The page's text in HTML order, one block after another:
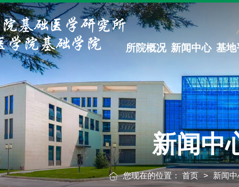
所院概况 新闻中心 基地
新闻中
您现在的位置： 首页 > 新闻中